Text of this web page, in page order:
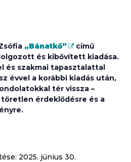
„Bánatkő”
című
és kibővített kiadása.
és szakmai tapasztalattal
évvel a korábbi kiadás után,
tér vissza –
érdeklődésre és a
2025. június 30.